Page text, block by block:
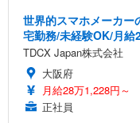
世界的スマホメーカー
宅勤務/未経験OK/月給
TDCX Japan株式会社
大阪府
月給28万1,228円～
正社員